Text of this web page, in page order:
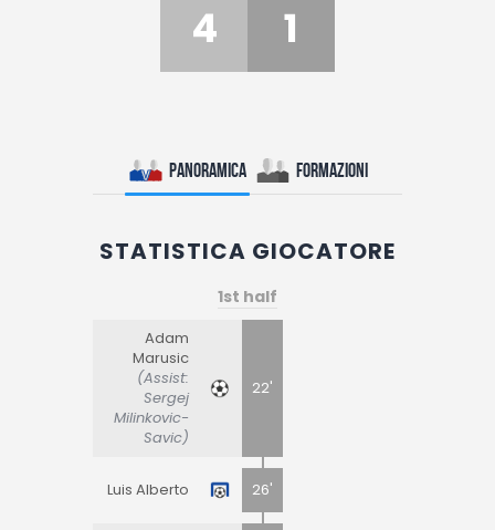
4 1
Panoramica Formazioni
STATISTICA GIOCATORE
1st half
Adam
Marusic
(Assist:
Sergej
Milinkovic-
Savic)
22'
Luis Alberto 26'